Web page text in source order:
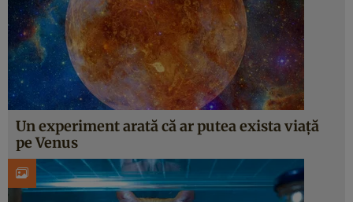
Un experiment arată că ar putea exista viață
pe Venus